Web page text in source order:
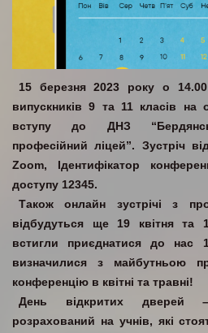
15 березня 2023 року о
випускників 9 та 11 класів на
вступу до ДНЗ
професійний ліцей”. Зустріч
Zoom, Ідентифікатор
доступу 12345.
Також онлайн зустрічі з
відбудуться ще 19 квітня
встигли приєднатися до
визначилися з майбутньою
конференцію в квітні та травні!
День відкритих дверей –
розрахований на учнів, які